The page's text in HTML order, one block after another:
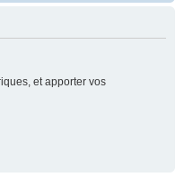
et apporter vos